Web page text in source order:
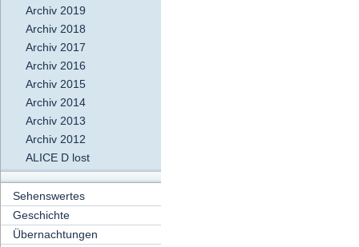
Archiv 2019
Archiv 2018
Archiv 2017
Archiv 2016
Archiv 2015
Archiv 2014
Archiv 2013
Archiv 2012
ALICE D lost
Sehenswertes
Geschichte
Übernachtungen